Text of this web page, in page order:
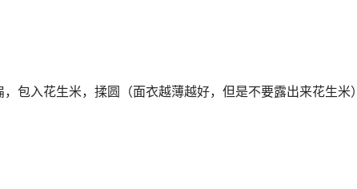
包入花生米，揉圆（面衣越薄越好，但是不要露出来花生米